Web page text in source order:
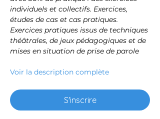
individuels et collectifs. Exercices,
études de cas et cas pratiques.
Exercices pratiques issus de techniques
théâtrales, de jeux pédagogiques et de
mises en situation de prise de parole
Voir la description complète
S'inscrire